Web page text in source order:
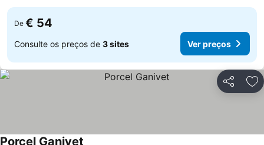
De € 54
Consulte os preços de 3 sites Ver preços
Partilhar
Porcel Ganivet